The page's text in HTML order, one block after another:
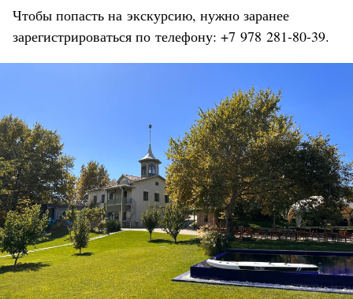
Чтобы попасть на экскурсию, нужно заранее
зарегистрироваться по телефону: +7 978 281-80-39.